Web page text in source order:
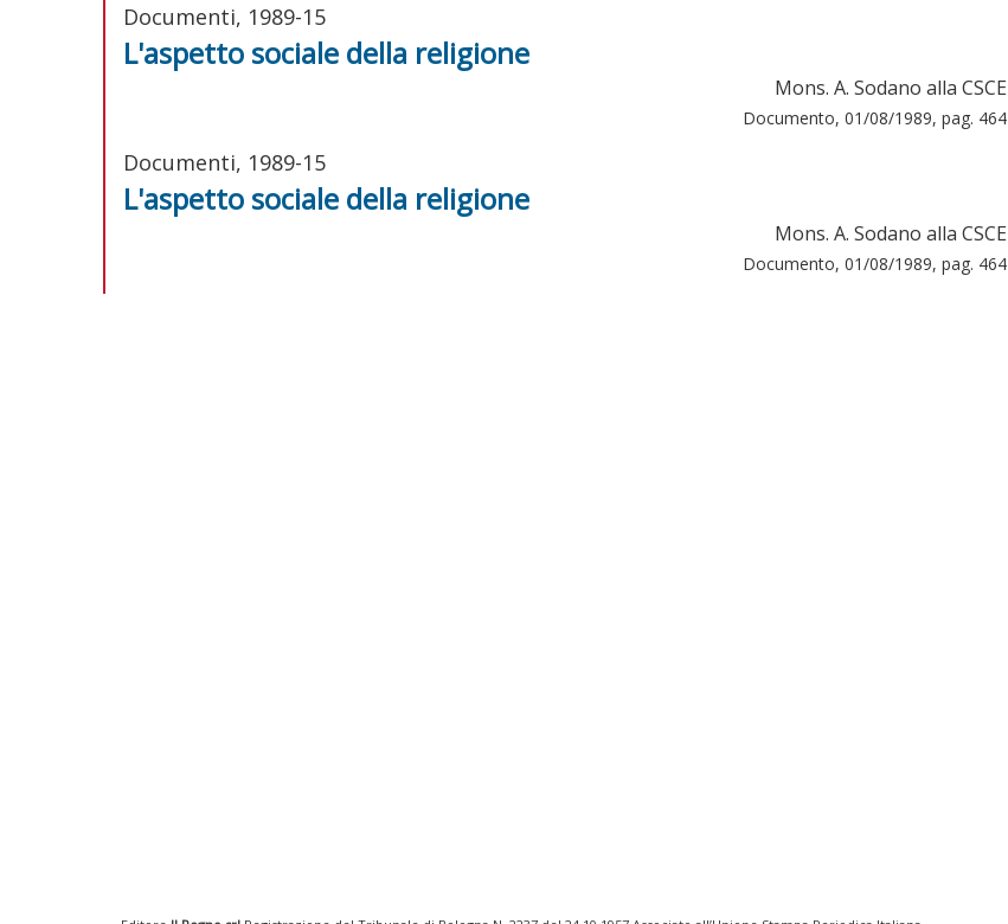
Documenti, 1989-15
L'aspetto sociale della religione
Mons. A. Sodano alla CSCE
Documento, 01/08/1989, pag. 464
Documenti, 1989-15
L'aspetto sociale della religione
Mons. A. Sodano alla CSCE
Documento, 01/08/1989, pag. 464